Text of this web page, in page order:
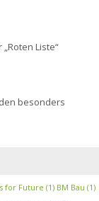
Liste“
besonders
for Future (1) BM Bau (1)